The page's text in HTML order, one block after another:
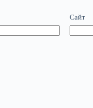
Сайт